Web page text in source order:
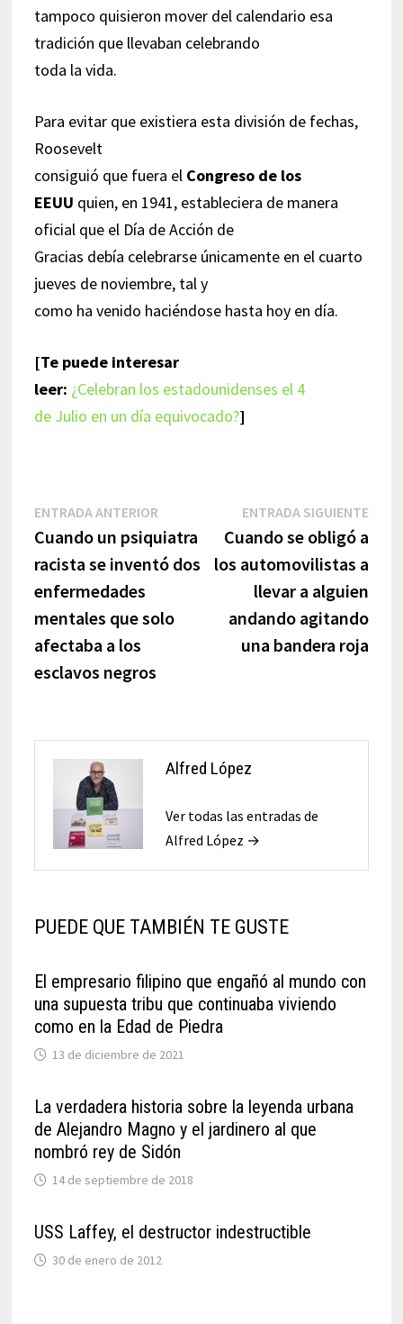
tampoco quisieron mover del calendario esa
tradición que llevaban celebrando
toda la vida.
Para evitar que existiera esta división de fechas,
Roosevelt
consiguió que fuera el Congreso de los
EEUU quien, en 1941, estableciera de manera
oficial que el Día de Acción de
Gracias debía celebrarse únicamente en el cuarto
jueves de noviembre, tal y
como ha venido haciéndose hasta hoy en día.
[Te puede interesar
leer: ¿Celebran los estadounidenses el 4
de Julio en un día equivocado?]
Navegación
de
entradas
ENTRADA ANTERIOREntrada
anterior:
Cuando un psiquiatra
racista se inventó dos
enfermedades
mentales que solo
afectaba a los
esclavos negros
ENTRADA SIGUIENTE
Cuando se obligó a
los automovilistas a
llevar a alguien
andando agitando
una bandera roja
Alfred López
Ver todas las entradas de
Alfred López →
PUEDE QUE TAMBIÉN TE GUSTE
El empresario filipino que engañó al mundo con
una supuesta tribu que continuaba viviendo
como en la Edad de Piedra
13 de diciembre de 2021
La verdadera historia sobre la leyenda urbana
de Alejandro Magno y el jardinero al que
nombró rey de Sidón
14 de septiembre de 2018
USS Laffey, el destructor indestructible
30 de enero de 2012